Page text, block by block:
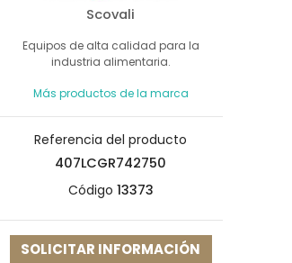
Scovali
Equipos de alta calidad para la
industria alimentaria.
Más productos de la marca
Referencia del producto
407LCGR742750
Código 13373
SOLICITAR INFORMACIÓN